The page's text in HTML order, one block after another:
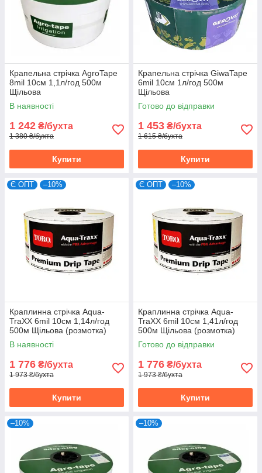
Крапельна стрічка AgroTape
8mil 10см 1,1л/год 500м
Щільова
В наявності
1 242 ₴/бухта
1 380 ₴/бухта
Купити
Крапельна стрічка GiwaTape
6mil 10см 1л/год 500м
Щільова
Готово до відправки
1 453 ₴/бухта
1 615 ₴/бухта
Купити
Є ОПТ –10%
Краплинна стрічка Aqua-
TraXX 6mil 10см 1,14л/год
500м Щільова (розмотка)
В наявності
1 776 ₴/бухта
1 973 ₴/бухта
Купити
Є ОПТ –10%
Краплинна стрічка Aqua-
TraXX 6mil 10см 1,41л/год
500м Щільова (розмотка)
Готово до відправки
1 776 ₴/бухта
1 973 ₴/бухта
Купити
–10% –10%